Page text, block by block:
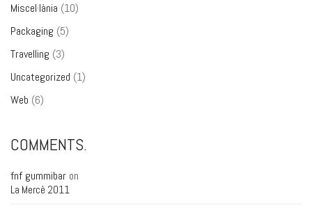
Miscel·lània (10)
Packaging (5)
Travelling (3)
Uncategorized (1)
Web (6)
COMMENTS.
fnf gummibar on
La Mercè 2011